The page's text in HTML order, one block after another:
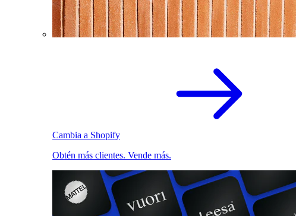
Cambia a Shopify
Obtén más clientes. Vende más.